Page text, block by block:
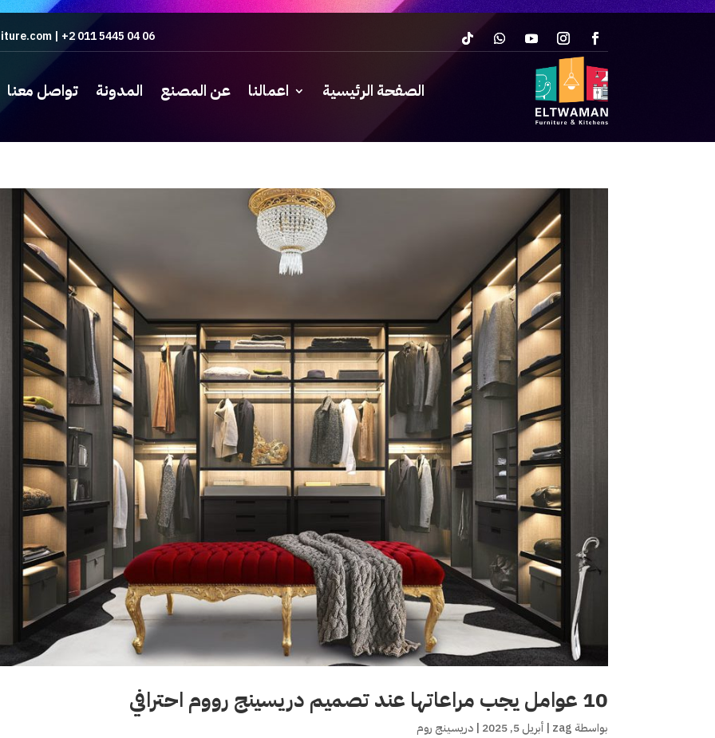
| +2 011 5445 04 06
الصفحة الرئيسية اعمالنا عن المصنع المدونة تواصل معنا
10 عوامل يجب مراعاتها عند تصميم دريسينج رووم احترافي
بواسطة zag
|أبريل 5, 2025 |دريسينج روم